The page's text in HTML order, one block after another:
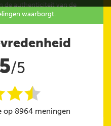
de authenticiteit van de
waarborgt.
/5
ii
@
op 8964 meningen